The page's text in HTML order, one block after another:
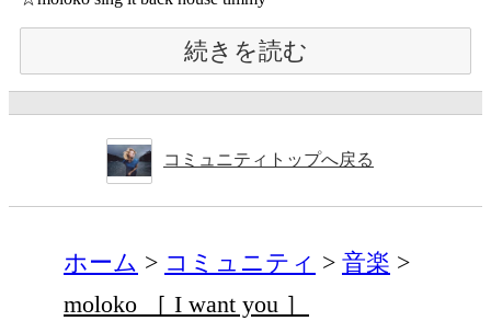
続きを読む
コミュニティトップへ戻る
ホーム コミュニティ
音楽
moloko ［ I want you ］